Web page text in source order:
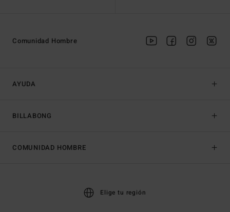
AYUDA
BILLABONG
Comunidad Hombre
COMUNIDAD HOMBRE
Elige tu región